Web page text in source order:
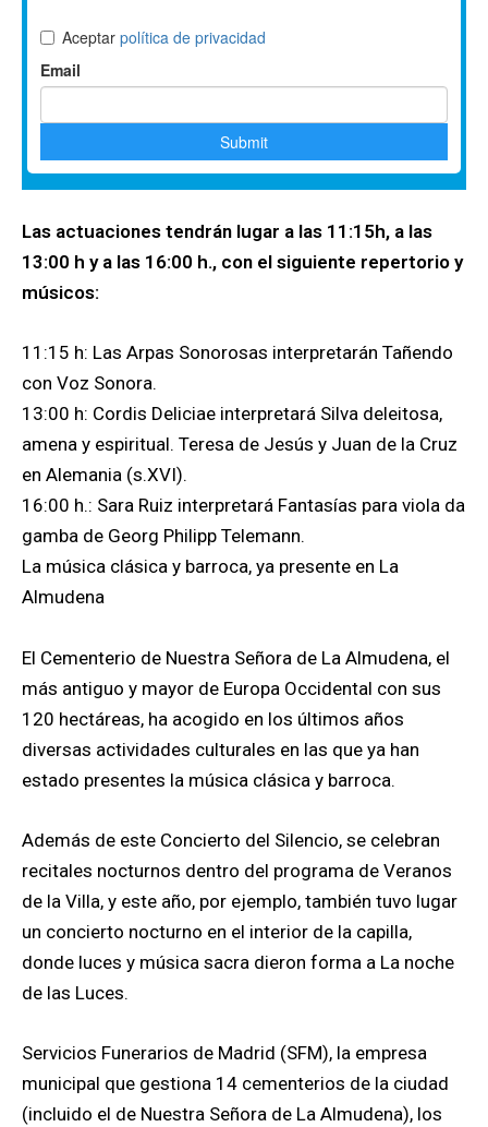
Las actuaciones tendrán lugar a las 11:15h, a las
13:00 h y a las 16:00 h., con el siguiente repertorio y
músicos:
11:15 h: Las Arpas Sonorosas interpretarán Tañendo
con Voz Sonora.
13:00 h: Cordis Deliciae interpretará Silva deleitosa,
amena y espiritual. Teresa de Jesús y Juan de la Cruz
en Alemania (s.XVI).
16:00 h.: Sara Ruiz interpretará Fantasías para viola da
gamba de Georg Philipp Telemann.
La música clásica y barroca, ya presente en La
Almudena
El Cementerio de Nuestra Señora de La Almudena, el
más antiguo y mayor de Europa Occidental con sus
120 hectáreas, ha acogido en los últimos años
diversas actividades culturales en las que ya han
estado presentes la música clásica y barroca.
Además de este Concierto del Silencio, se celebran
recitales nocturnos dentro del programa de Veranos
de la Villa, y este año, por ejemplo, también tuvo lugar
un concierto nocturno en el interior de la capilla,
donde luces y música sacra dieron forma a La noche
de las Luces.
Servicios Funerarios de Madrid (SFM), la empresa
municipal que gestiona 14 cementerios de la ciudad
(incluido el de Nuestra Señora de La Almudena), los